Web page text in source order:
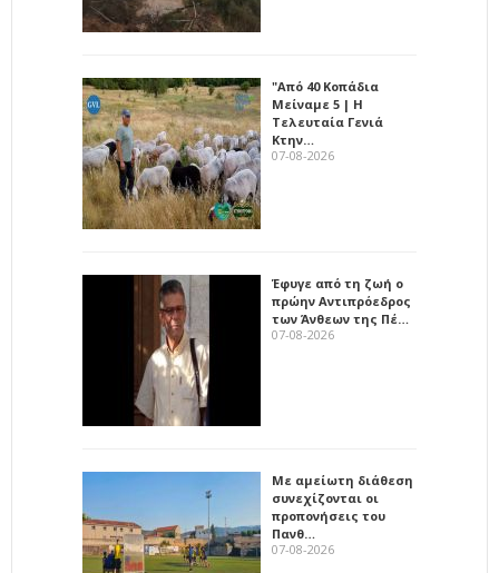
"Από 40 Κοπάδια
Μείναμε 5 | Η
Τελευταία Γενιά
Κτην…
07-08-2026
Έφυγε από τη ζωή ο
πρώην Αντιπρόεδρος
των Άνθεων της Πέ…
07-08-2026
Με αμείωτη διάθεση
συνεχίζονται οι
προπονήσεις του
Πανθ…
07-08-2026